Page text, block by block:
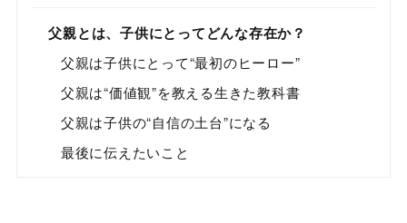
父親とは、子供にとってどんな存在か？
父親は子供にとって“最初のヒーロー”
父親は“価値観”を教える生きた教科書
父親は子供の“自信の土台”になる
最後に伝えたいこと